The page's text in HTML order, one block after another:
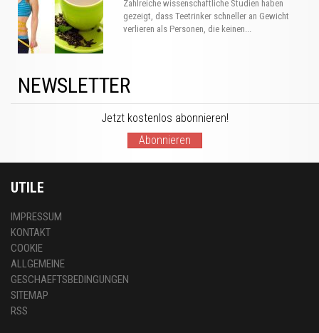
Zahlreiche wissenschaftliche Studien haben
gezeigt, dass Teetrinker schneller an Gewicht
verlieren als Personen, die keinen...
NEWSLETTER
Jetzt kostenlos abonnieren!
Abonnieren
UTILE
IMPRESSUM
KONTAKT
COOKIE
ALLGEMEINE
GESCHAEFTSBEDINGUNGEN
SITEMAP
RSS